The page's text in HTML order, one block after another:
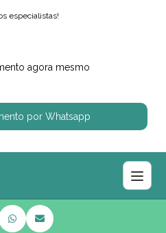
especialistas!
agora mesmo
por Whatsapp